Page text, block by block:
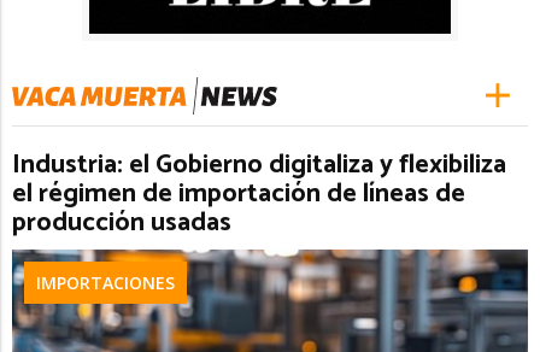
Industria: el Gobierno digitaliza y flexibiliza
el régimen de importación de líneas de
producción usadas
IMPORTACIONES